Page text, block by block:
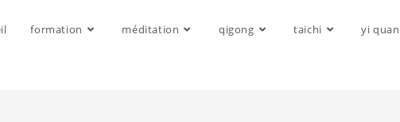
formation méditation qigong taichi yi quan